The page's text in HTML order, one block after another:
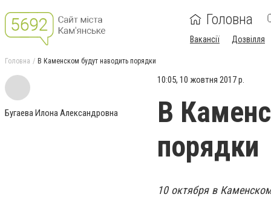
Головна
Вакансії Дозвілля
Головна В Каменском будут наводить порядки
Бугаева Илона Александровна
10:05, 10 жовтня 2017 р.
В
порядки
10 октября в